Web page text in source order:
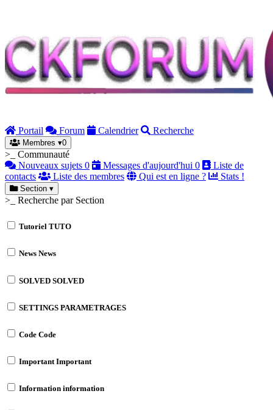
Portail Forum Calendrier Recherche
Membres ▾0
>_ Communauté
Nouveaux sujets 0 Messages d'aujourd'hui 0
Liste de
contacts
Liste des membres Qui est en ligne ? Stats !
Section ▾
>_ Recherche par Section
Tutoriel TUTO
News News
SOLVED SOLVED
SETTINGS PARAMETRAGES
Code Code
ImportantImportant
Information information